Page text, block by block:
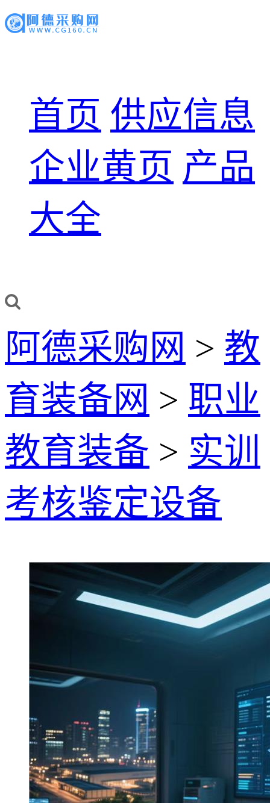
首页 供应信息
企业黄页 产品
大全
阿德采购网 > 教
育装备网 > 职业
教育装备 > 实训
考核鉴定设备